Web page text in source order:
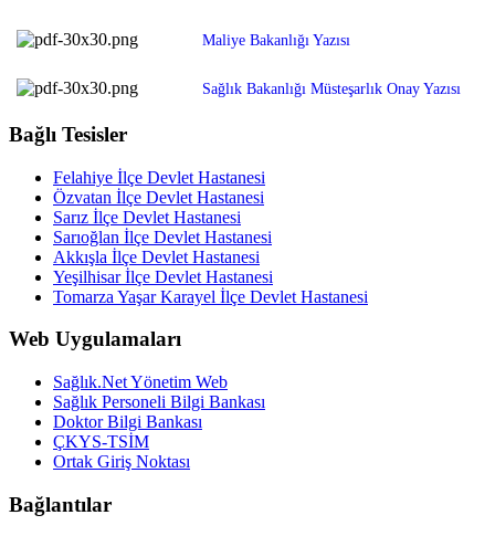
Maliye Bakanlığı Yazısı
Sağlık Bakanlığı Müsteşarlık Onay Yazısı
Bağlı Tesisler
Felahiye İlçe Devlet Hastanesi
Özvatan İlçe Devlet Hastanesi
Sarız İlçe Devlet Hastanesi
Sarıoğlan İlçe Devlet Hastanesi
Akkışla İlçe Devlet Hastanesi
Yeşilhisar İlçe Devlet Hastanesi
Tomarza Yaşar Karayel İlçe Devlet Hastanesi
Web Uygulamaları
Sağlık.Net Yönetim Web
Sağlık Personeli Bilgi Bankası
Doktor Bilgi Bankası
ÇKYS-TSİM
Ortak Giriş Noktası
Bağlantılar